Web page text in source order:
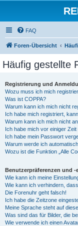
FAQ
Foren-Übersicht
Häufig gestellte
Registrierung und
Wozu muss ich mich
Was ist COPPA?
Warum kann ich mich nicht
Ich habe mich registriert,
Warum kann ich mich nicht
Ich habe mich vor einiger
Ich habe mein Passwort
Warum werde ich
Wozu ist die Funktion „Alle
Benutzerpräferenzen und -
Wie kann ich meine
Wie kann ich verhindern,
Die Forenuhr geht falsch!
Ich habe die Zeitzone
Meine Sprache steht auf
Was sind das für Bilder, die
Wie verwende ich einen